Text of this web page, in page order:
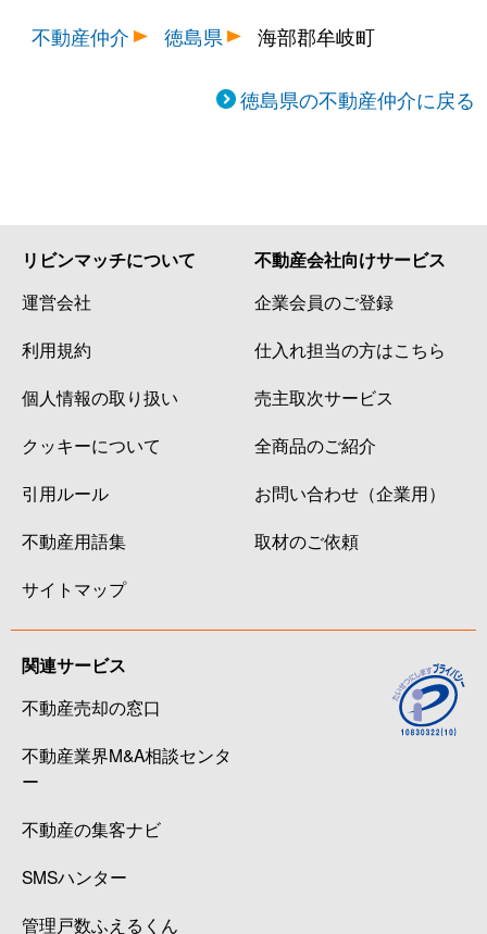
不動産仲介
徳島県 海部郡牟岐町
徳島県の不動産仲介に戻る
リビンマッチについて
運営会社
利用規約
個人情報の取り扱い
クッキーについて
引用ルール
不動産用語集
サイトマップ
不動産会社向けサービス
企業会員のご登録
仕入れ担当の方はこちら
売主取次サービス
全商品のご紹介
お問い合わせ（企業用）
取材のご依頼
関連サービス
不動産売却の窓口
不動産業界M&A相談センタ
ー
不動産の集客ナビ
SMSハンター
管理戸数ふえるくん